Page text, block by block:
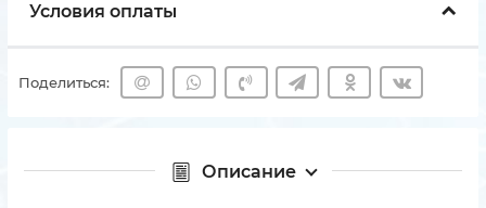
Условия оплаты
Поделиться:
Описание